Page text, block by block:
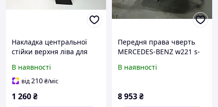
Накладка центральної
стійки верхня ліва для
2018 (W205)
(A20569081039F93)
В наявності
від210₴/міс
1 260₴
Передня права чверть
MERCEDES-BENZ w221 s-
В наявності
8 953₴